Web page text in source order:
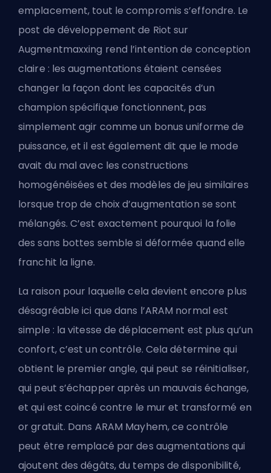
emplacement, tout le compromis s’effondre. Le
post de développement de Riot sur
Augmentmaxxing rend l’intention de conception
claire : les augmentations étaient censées
changer la façon dont les capacités d’un
champion spécifique fonctionnent, pas
simplement agir comme un bonus uniforme de
puissance, et il est également dit que le mode
avait du mal avec les constructions
homogénéisées et des modèles de jeu similaires
lorsque trop de choix d’augmentation se sont
mélangés. C’est exactement pourquoi la folie
des sans bottes semble si déformée quand elle
franchit la ligne.
La raison pour laquelle cela devient encore plus
désagréable ici que dans l’ARAM normal est
simple : la vitesse de déplacement est plus qu’un
confort, c’est un contrôle. Cela détermine qui
obtient le premier angle, qui peut se réinitialiser,
qui peut s’échapper après un mauvais échange,
et qui est coincé contre le mur et transformé en
or gratuit. Dans ARAM Mayhem, ce contrôle
peut être remplacé par des augmentations qui
ajoutent des dégâts, du temps de disponibilité,